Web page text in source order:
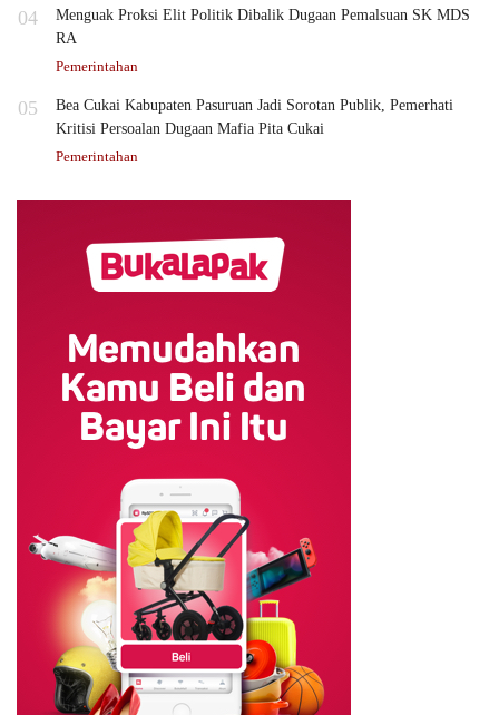
04
Menguak Proksi Elit Politik Dibalik Dugaan Pemalsuan SK MDS
RA
Pemerintahan
05
Bea Cukai Kabupaten Pasuruan Jadi Sorotan Publik, Pemerhati
Kritisi Persoalan Dugaan Mafia Pita Cukai
Pemerintahan